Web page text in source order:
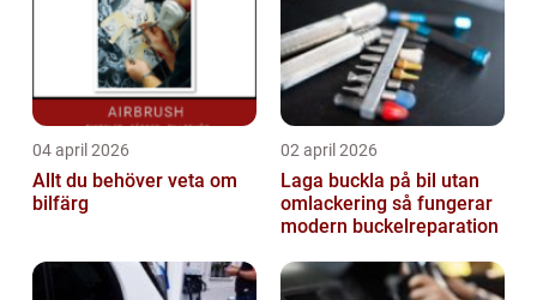
04 april 2026
Allt du behöver veta om
bilfärg
02 april 2026
Laga buckla på bil utan
omlackering så fungerar
modern buckelreparation